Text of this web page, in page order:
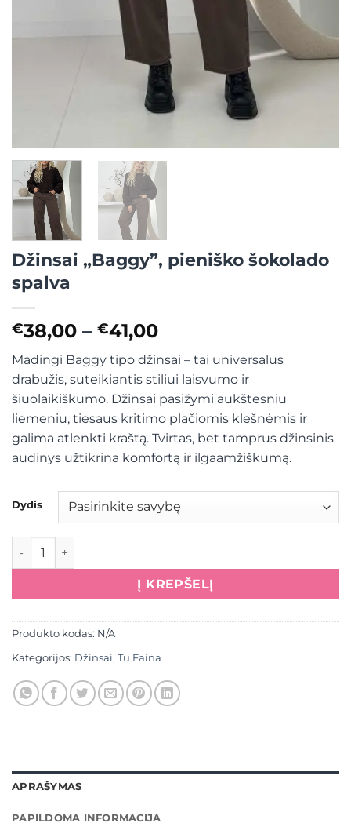
Džinsai „Baggy”, pieniško šokolado
spalva
€38,00 – €41,00Price
€38,00
through
€41,00
Madingi Baggy tipo džinsai – tai universalus
drabužis, suteikiantis stiliui laisvumo ir
šiuolaikiškumo. Džinsai pasižymi aukštesniu
liemeniu, tiesaus kritimo plačiomis klešnėmis ir
galima atlenkti kraštą. Tvirtas, bet tamprus džinsinis
audinys užtikrina komfortą ir ilgaamžiškumą.
Dydis
produkto kiekis: Džinsai "Baggy", pieniško šokolado spalva
Į KREPŠELĮ
Produkto kodas: N/A
Kategorijos: Džinsai, Tu Faina
APRAŠYMAS
PAPILDOMA INFORMACIJA